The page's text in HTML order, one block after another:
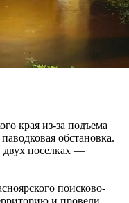
края из-за подъема
обстановка.
двух поселках —
поисково-
и провели